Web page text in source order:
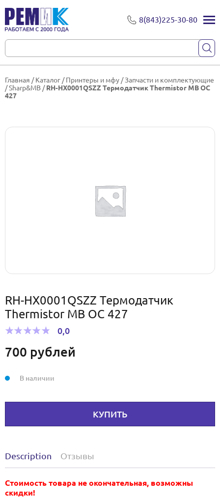
8(843)225-30-80
Главная /Каталог /Принтеры и мфу /Запчасти и комплектующие
/Sharp&MB /RH-HX0001QSZZ Термодатчик Thermistor MB OC
427
RH-HX0001QSZZ Термодатчик
Thermistor MB OC 427
0,0
700 рублей
КУПИТЬ
В наличии
Description Отзывы
Стоимость товара не окончательная, возможны
скидки!